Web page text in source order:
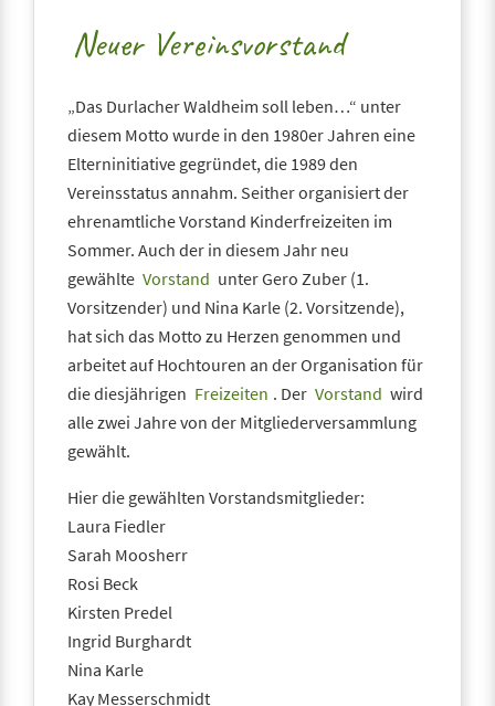
Neuer Vereinsvorstand
„Das Durlacher Waldheim soll leben…“ unter
diesem Motto wurde in den 1980er Jahren eine
Elterninitiative gegründet, die 1989 den
Vereinsstatus annahm. Seither organisiert der
ehrenamtliche Vorstand Kinderfreizeiten im
Sommer. Auch der in diesem Jahr neu
gewählte Vorstand unter Gero Zuber (1.
Vorsitzender) und Nina Karle (2. Vorsitzende),
hat sich das Motto zu Herzen genommen und
arbeitet auf Hochtouren an der Organisation für
die diesjährigen Freizeiten . Der Vorstand wird
alle zwei Jahre von der Mitgliederversammlung
gewählt.
Hier die gewählten Vorstandsmitglieder:
Laura Fiedler
Sarah Moosherr
Rosi Beck
Kirsten Predel
Ingrid Burghardt
Nina Karle
Kay Messerschmidt